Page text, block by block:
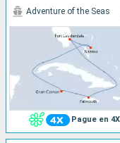
Pague en 4X
Adventure of the Seas